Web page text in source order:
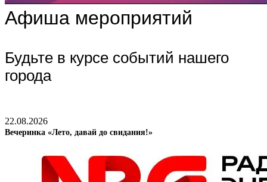
Афиша мероприятий
Будьте в курсе событий нашего
города
22.08.2026
Вечеринка «Лето, давай до свидания!»